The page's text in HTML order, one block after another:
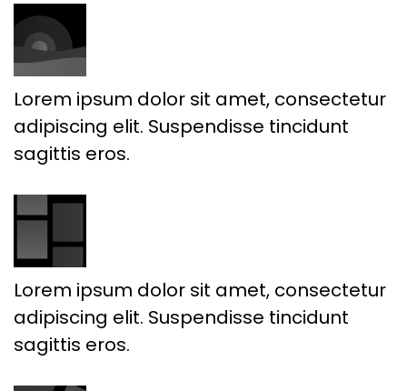
Lorem ipsum dolor sit amet, consectetur
adipiscing elit. Suspendisse tincidunt
sagittis eros.
Lorem ipsum dolor sit amet, consectetur
adipiscing elit. Suspendisse tincidunt
sagittis eros.